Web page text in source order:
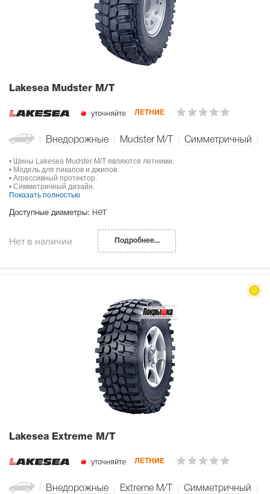
Lakesea Mudster M/T
уточняйте ЛЕТНИЕ
Внедорожные Mudster M/T Симметричный
• Шины Lakesea Mudster M/T являются летними.
• Модель для пикапов и джипов.
• Агрессивный протектор.
• Симметричный дизайн.
Показать полностью
Доступные диаметры: нет
Нет в наличии Подробнее...
Lakesea Extreme M/T
уточняйте ЛЕТНИЕ
Внедорожные Extreme M/T Симметричный